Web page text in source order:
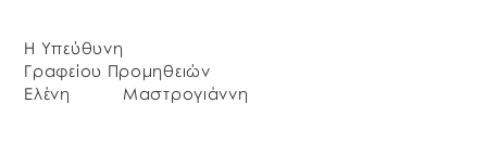
Η Υπεύθυνη
Γραφείου Προμηθειών
Ελένη Μαστρογιάννη